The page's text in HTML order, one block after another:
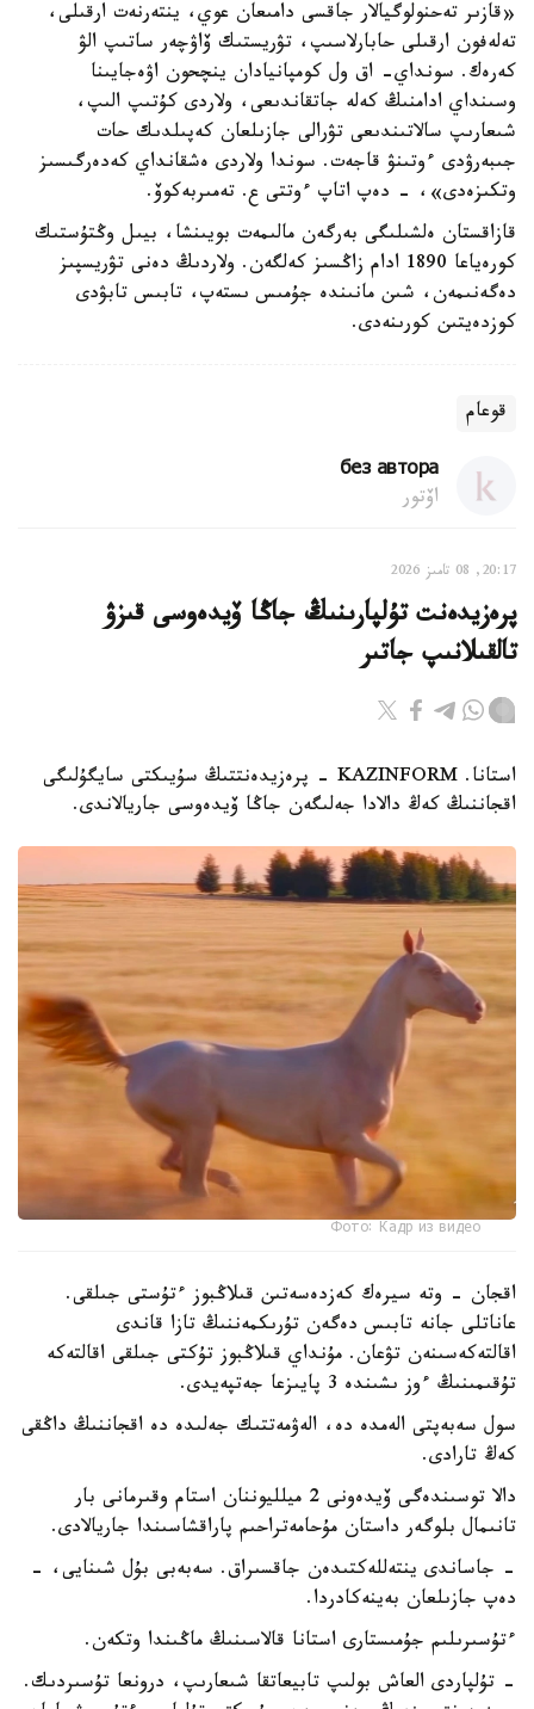
«قازىر تەحنولوگيالار جاقسى دامىعان عوي، ينتەرنەت ارقىلى،
تەلەفون ارقىلى حابارلاسىپ، تۋريستىك ۆاۋچەر ساتىپ الۋ
كەرەك. سونداي- اق ول كومپانيادان ينچحون اۋەجايىنا
وسىنداي ادامنىڭ كەلە جاتقاندىعى، ولاردى كۇتىپ الىپ،
شىعارىپ سالاتىندىعى تۋرالى جازىلعان كەپىلدىك حات
جىبەرۋدى ءوتىنۋ قاجەت. سوندا ولاردى ەشقانداي كەدەرگىسىز
وتكىزەدى»، - دەپ اتاپ ءوتتى ع. تەمىربەكوۆ.
قازاقستان ەلشىلىگى بەرگەن مالىمەت بويىنشا، بيىل وڭتۇستىك
كورەياعا 1890 ادام زاڭسىز كەلگەن. ولاردىڭ دەنى تۋريسپىز
دەگەنىمەن، شىن مانىندە جۇمىس ىستەپ، تابىس تابۋدى
كوزدەيتىن كورىنەدى.
قوعام
без автора
اۆتور
20:17, 08 تامىز 2026
پرەزيدەنت تۇلپارىنىڭ جاڭا ۆيدەوسى قىزۋ
تالقىلانىپ جاتىر
استانا. KAZINFORM - پرەزيدەنتتىڭ سۇيىكتى سايگۇلىگى
اقجاننىڭ كەڭ دالادا جەلىگەن جاڭا ۆيدەوسى جاريالاندى.
Фото: Кадр из видео
اقجان - وتە سيرەك كەزدەسەتىن قىلاڭبوز ءتۇستى جىلقى.
عاناتلى جانە تابىس دەگەن تۇرىكمەننىڭ تازا قاندى
اقالتەكەسىنەن تۋعان. مۇنداي قىلاڭبوز تۇكتى جىلقى اقالتەكە
تۇقىمىنىڭ ءوز ىشىندە 3 پايىزعا جەتپەيدى.
سول سەبەپتى الەمدە دە، الەۋمەتتىك جەلىدە دە اقجاننىڭ داڭقى
كەڭ تارادى.
دالا توسىندەگى ۆيدەونى 2 ميلليوننان استام وقىرمانى بار
تانىمال بلوگەر داستان مۇحامەتراحىم پاراقشاسىندا جاريالادى.
- جاساندى ينتەللەكتىدەن جاقسىراق. سەبەبى بۇل شىنايى، -
دەپ جازىلعان بەينەكادردا.
ءتۇسىرىلىم جۇمىستارى استانا قالاسىنىڭ ماڭىندا وتكەن.
- تۇلپاردى العاش بولىپ تابيعاتقا شىعارىپ، درونعا تۇسىردىك.